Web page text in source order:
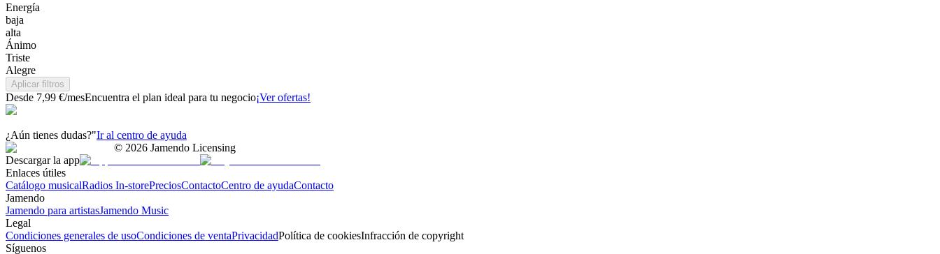
Energía
baja
alta
Ánimo
Triste
Alegre
Aplicar filtros
Desde 7,99 €/mesEncuentra el plan ideal para tu negocio¡Ver ofertas!
¿Aún tienes dudas?"Ir al centro de ayuda
© 2026 Jamendo Licensing
Descargar la app
Enlaces útiles
Catálogo musicalRadios In-storePreciosContactoCentro de ayudaContacto
Jamendo
Jamendo para artistasJamendo Music
Legal
Condiciones generales de usoCondiciones de ventaPrivacidadPolítica de cookiesInfracción de copyright
Síguenos